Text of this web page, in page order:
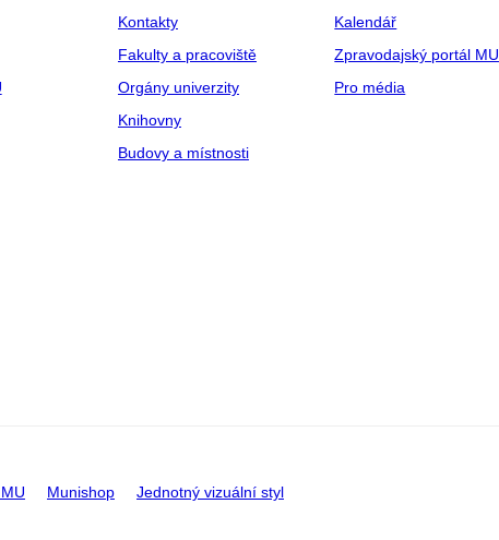
Kontakty
Fakulty a pracoviště
Orgány univerzity
Knihovny
Budovy a místnosti
Kalendář
Zpravodajský portál MU
Pro média
Munishop Jednotný vizuální styl